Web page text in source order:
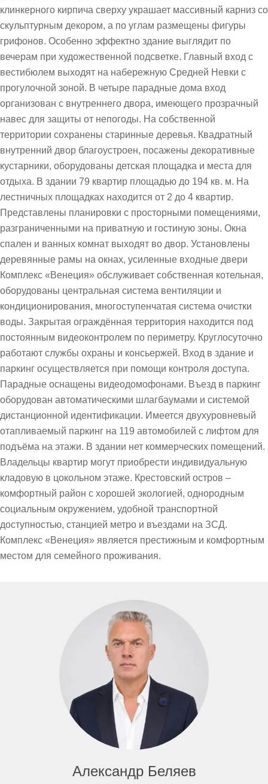
клинкерного кирпича сверху украшает массивный карниз со
скульптурным декором, а по углам размещены фигуры
грифонов. Особенно эффектно здание выглядит по
вечерам при художественной подсветке. Главный вход с
вестибюлем выходят на набережную Средней Невки с
прогулочной зоной. В четыре парадные дома вход
организован с внутреннего двора, имеющего прозрачный
навес для защиты от непогоды. На собственной
территории сохранены старинные деревья. Квадратный
внутренний двор благоустроен, посажены декоративные
кустарники, оборудованы детская площадка и места для
отдыха. В здании 79 квартир площадью до 194 кв. м. На
лестничных площадках находится от 2 до 4 квартир.
Представлены планировки с просторными помещениями,
разграниченными на приватную и гостиную зоны. Окна
спален и ванных комнат выходят во двор. Установлены
деревянные рамы на окнах, усиленные входные двери
Комплекс «Венеция» обслуживает собственная котельная,
оборудованы центральная система вентиляции и
кондиционирования, многоступенчатая система очистки
воды. Закрытая ограждённая территория находится под
постоянным видеоконтролем по периметру. Круглосуточно
работают службы охраны и консьержей. Вход в здание и
паркинг осуществляется при помощи контроля доступа.
Парадные оснащены видеодомофонами. Въезд в паркинг
оборудован автоматическими шлагбаумами и системой
дистанционной идентификации. Имеется двухуровневый
отапливаемый паркинг на 119 автомобилей с лифтом для
подъёма на этажи. В здании нет коммерческих помещений.
Владельцы квартир могут приобрести индивидуальную
кладовую в цокольном этаже. Крестовский остров –
комфортный район с хорошей экологией, однородным
социальным окружением, удобной транспортной
доступностью, станцией метро и въездами на ЗСД.
Комплекс «Венеция» является престижным и комфортным
местом для семейного проживания.
Александр Беляев